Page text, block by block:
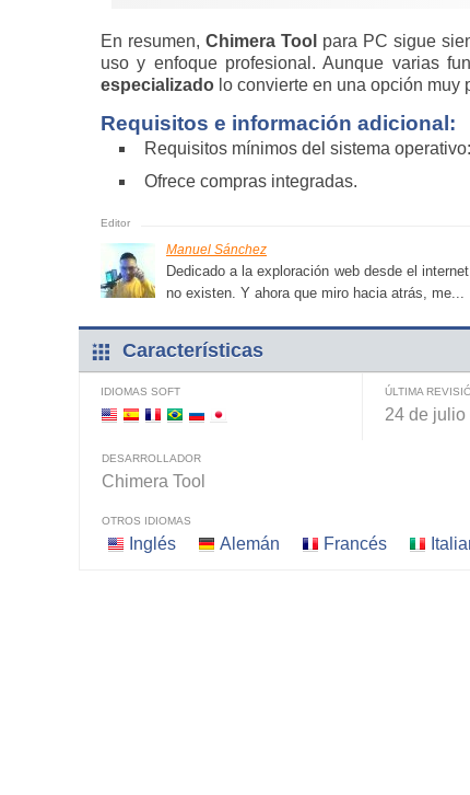
En resumen, Chimera Tool para PC sigue
uso y enfoque profesional. Aunque varias
especializado lo convierte en una opción
Requisitos e información adicional:
Requisitos mínimos del sistema
Ofrece compras integradas.
Manuel Sánchez
Dedicado a la exploración web desde el
no existen. Y ahora que miro hacia atrás, me...
Características
IDIOMAS SOFT ÚLTIMA
24 de julio
DESARROLLADOR
Chimera Tool
OTROS IDIOMAS
Inglés Alemán Francés